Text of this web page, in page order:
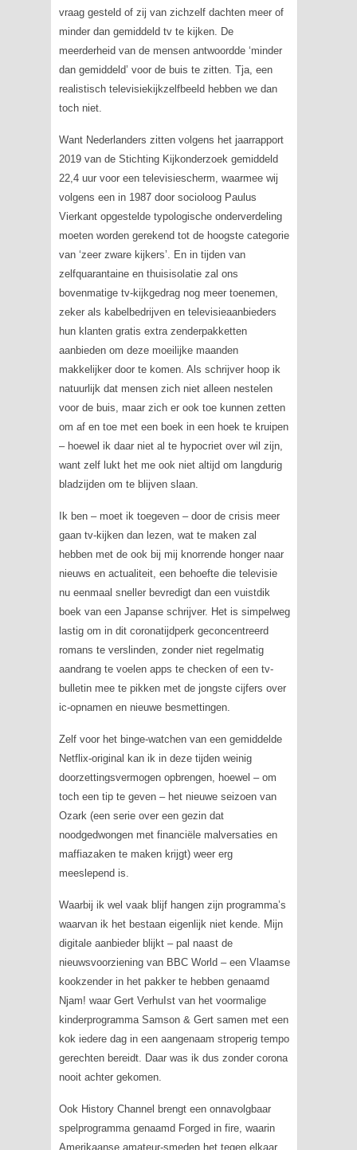
vraag gesteld of zij van zichzelf dachten meer of
minder dan gemiddeld tv te kijken. De
meerderheid van de mensen antwoordde ‘minder
dan gemiddeld’ voor de buis te zitten. Tja, een
realistisch televisiekijkzelfbeeld hebben we dan
toch niet.
Want Nederlanders zitten volgens het jaarrapport
2019 van de Stichting Kijkonderzoek gemiddeld
22,4 uur voor een televisiescherm, waarmee wij
volgens een in 1987 door socioloog Paulus
Vierkant opgestelde typologische onderverdeling
moeten worden gerekend tot de hoogste categorie
van ‘zeer zware kijkers’. En in tijden van
zelfquarantaine en thuisisolatie zal ons
bovenmatige tv-kijkgedrag nog meer toenemen,
zeker als kabelbedrijven en televisieaanbieders
hun klanten gratis extra zenderpakketten
aanbieden om deze moeilijke maanden
makkelijker door te komen. Als schrijver hoop ik
natuurlijk dat mensen zich niet alleen nestelen
voor de buis, maar zich er ook toe kunnen zetten
om af en toe met een boek in een hoek te kruipen
– hoewel ik daar niet al te hypocriet over wil zijn,
want zelf lukt het me ook niet altijd om langdurig
bladzijden om te blijven slaan.
Ik ben – moet ik toegeven – door de crisis meer
gaan tv-kijken dan lezen, wat te maken zal
hebben met de ook bij mij knorrende honger naar
nieuws en actualiteit, een behoefte die televisie
nu eenmaal sneller bevredigt dan een vuistdik
boek van een Japanse schrijver. Het is simpelweg
lastig om in dit coronatijdperk geconcentreerd
romans te verslinden, zonder niet regelmatig
aandrang te voelen apps te checken of een tv-
bulletin mee te pikken met de jongste cijfers over
ic-opnamen en nieuwe besmettingen.
Zelf voor het binge-watchenvan een gemiddelde
Netflix-original kan ik in deze tijden weinig
doorzettingsvermogen opbrengen, hoewel – om
toch een tip te geven – het nieuwe seizoen van
Ozark(een serie over een gezin dat
noodgedwongen met financiële malversaties en
maffiazaken te maken krijgt) weer erg
meeslepend is.
Waarbij ik wel vaak blijf hangen zijn programma’s
waarvan ik het bestaan eigenlijk niet kende. Mijn
digitale aanbieder blijkt – pal naast de
nieuwsvoorziening van BBC World – een Vlaamse
kookzender in het pakker te hebben genaamd
Njam! waar Gert VerhuIst van het voormalige
kinderprogramma Samson & Gertsamen met een
kok iedere dag in een aangenaam stroperig tempo
gerechten bereidt. Daar was ik dus zonder corona
nooit achter gekomen.
Ook History Channel brengt een onnavolgbaar
spelprogramma genaamd Forged in fire, waarin
Amerikaanse amateur-smeden het tegen elkaar